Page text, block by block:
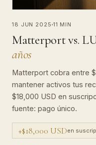
18 JUN 2025 11 MIN
Matterport vs.
años
Matterport cobra entre
mantener activos tus
$18,000 USD en
fuente: pago único.
+$18,000 USDen